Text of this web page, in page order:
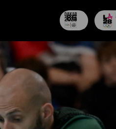
86
nap nap